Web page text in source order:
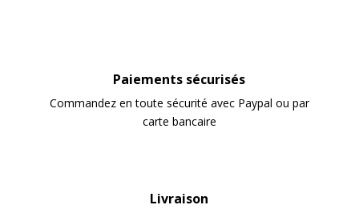
Paiements sécurisés
Commandez en toute sécurité avec Paypal ou par
carte bancaire
Livraison